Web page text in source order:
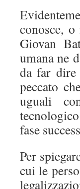
conosce,
Giovan
umana ne
da far dire
peccato
uguali
fase
Per
cui le